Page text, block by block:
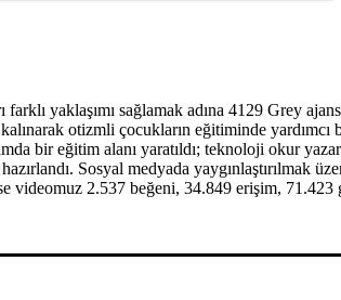
yaklaşımı sağlamak adına 4129 Grey
otizmli çocukların eğitiminde yardımcı
bir eğitim alanı yaratıldı; teknoloji okur
Sosyal medyada yaygınlaştırılmak
videomuz 2.537 beğeni, 34.849 erişim, 71.423